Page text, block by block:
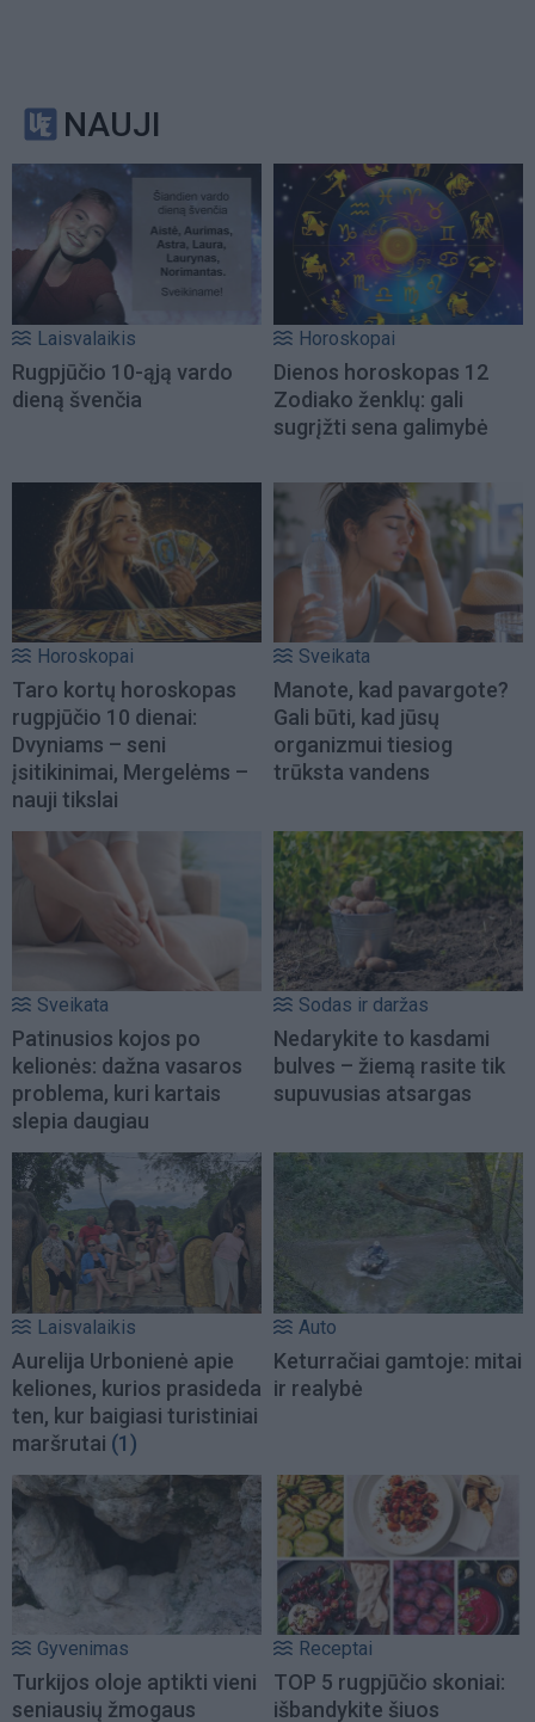
NAUJI
Laisvalaikis
Rugpjūčio 10-ąją vardo
dieną švenčia
Horoskopai
Dienos horoskopas 12
Zodiako ženklų: gali
sugrįžti sena galimybė
Horoskopai
Taro kortų horoskopas
rugpjūčio 10 dienai:
Dvyniams – seni
įsitikinimai, Mergelėms –
nauji tikslai
Sveikata
Manote, kad pavargote?
Gali būti, kad jūsų
organizmui tiesiog
trūksta vandens
Sveikata
Patinusios kojos po
kelionės: dažna vasaros
problema, kuri kartais
slepia daugiau
Sodas ir daržas
Nedarykite to kasdami
bulves – žiemą rasite tik
supuvusias atsargas
Laisvalaikis
Aurelija Urbonienė apie
keliones, kurios prasideda
ten, kur baigiasi turistiniai
maršrutai (1)
Auto
Keturračiai gamtoje: mitai
ir realybė
Gyvenimas
Turkijos oloje aptikti vieni
seniausių žmogaus
Receptai
TOP 5 rugpjūčio skoniai:
išbandykite šiuos